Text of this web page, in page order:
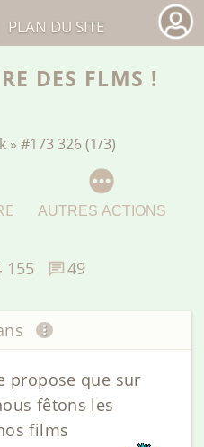
DES FLMS !
»#173 326 (1/3)
AUTRES ACTIONS
155
49
propose que sur
fêtons les
films
PLAN DU SITE